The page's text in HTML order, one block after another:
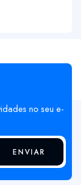
no seu e-
ENVIAR